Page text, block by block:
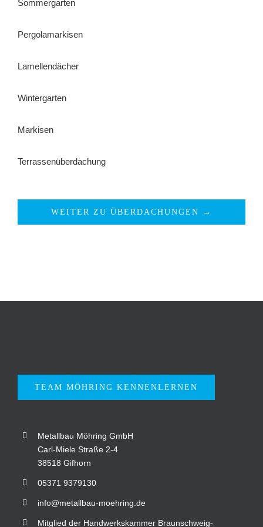
Sommergarten
Pergolamarkisen
Lamellendächer
Wintergarten
Markisen
Terrassenüberdachung
WEITER ZU ÜBERDACHUNGEN →
TEAM MÖHRING KENNENLERNEN
Metallbau Möhring GmbH
Carl-Miele Straße 2-4
38518 Gifhorn
05371 9379130
info@metallbau-moehring.de
Mitglied der Handwerkskammer Braunschweig-